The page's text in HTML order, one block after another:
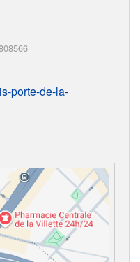
porte-de-la-